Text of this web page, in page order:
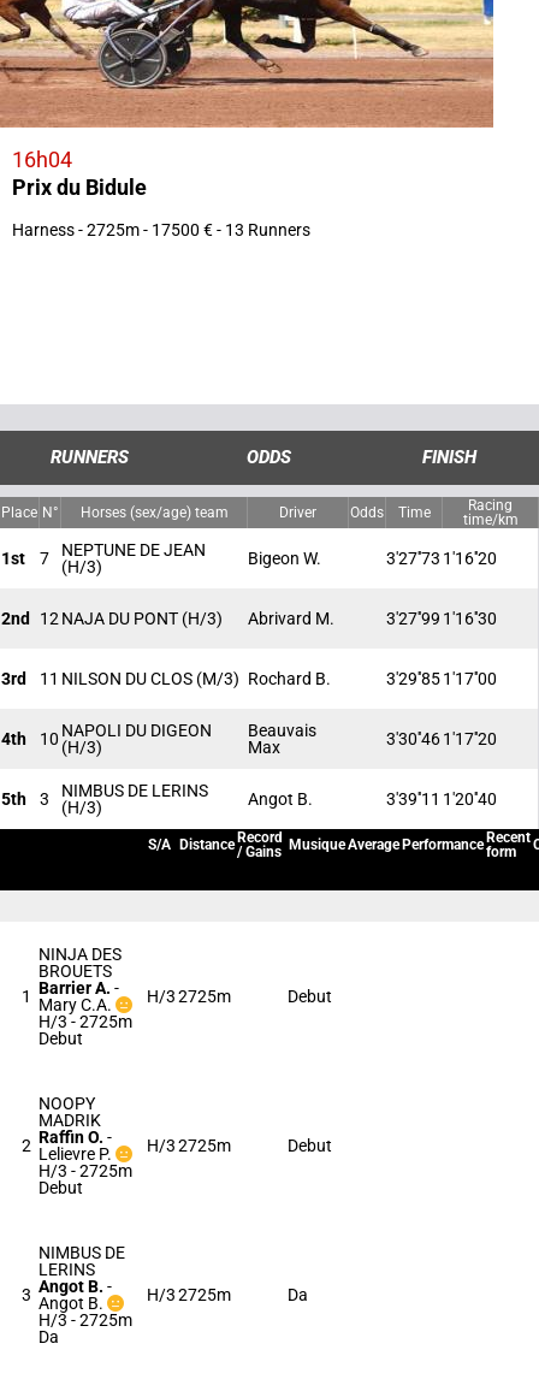
16h04
Prix du Bidule
Harness - 2725m - 17500 € - 13 Runners
RUNNERS ODDS FINISH
Place N° Horses (sex/age) team Driver Odds Time
Racing
time/km
1st 7
NEPTUNE DE JEAN
(H/3)
Bigeon W. 3'27''73 1'16''20
2nd 12 NAJA DU PONT (H/3) Abrivard M. 3'27''99 1'16''30
3rd 11 NILSON DU CLOS (M/3) Rochard B. 3'29''851'17''00
4th 10 NAPOLI DU DIGEON
(H/3)
Beauvais
Max
3'30''461'17''20
5th 3
NIMBUS DE LERINS
(H/3)
Angot B. 3'39''11 1'20''40
S/A Distance Record
/ Gains MusiqueAverage Performance Recent
form
1
NINJA DES
BROUETS
Barrier A. -
Mary C.A.
H/3 - 2725m
Debut
H/32725m Debut
2
NOOPY
MADRIK
Raffin O. -
Lelievre P.
H/3 - 2725m
Debut
H/32725m Debut
3
NIMBUS DE
LERINS
Angot B. -
Angot B.
H/3 - 2725m
Da
H/32725m Da